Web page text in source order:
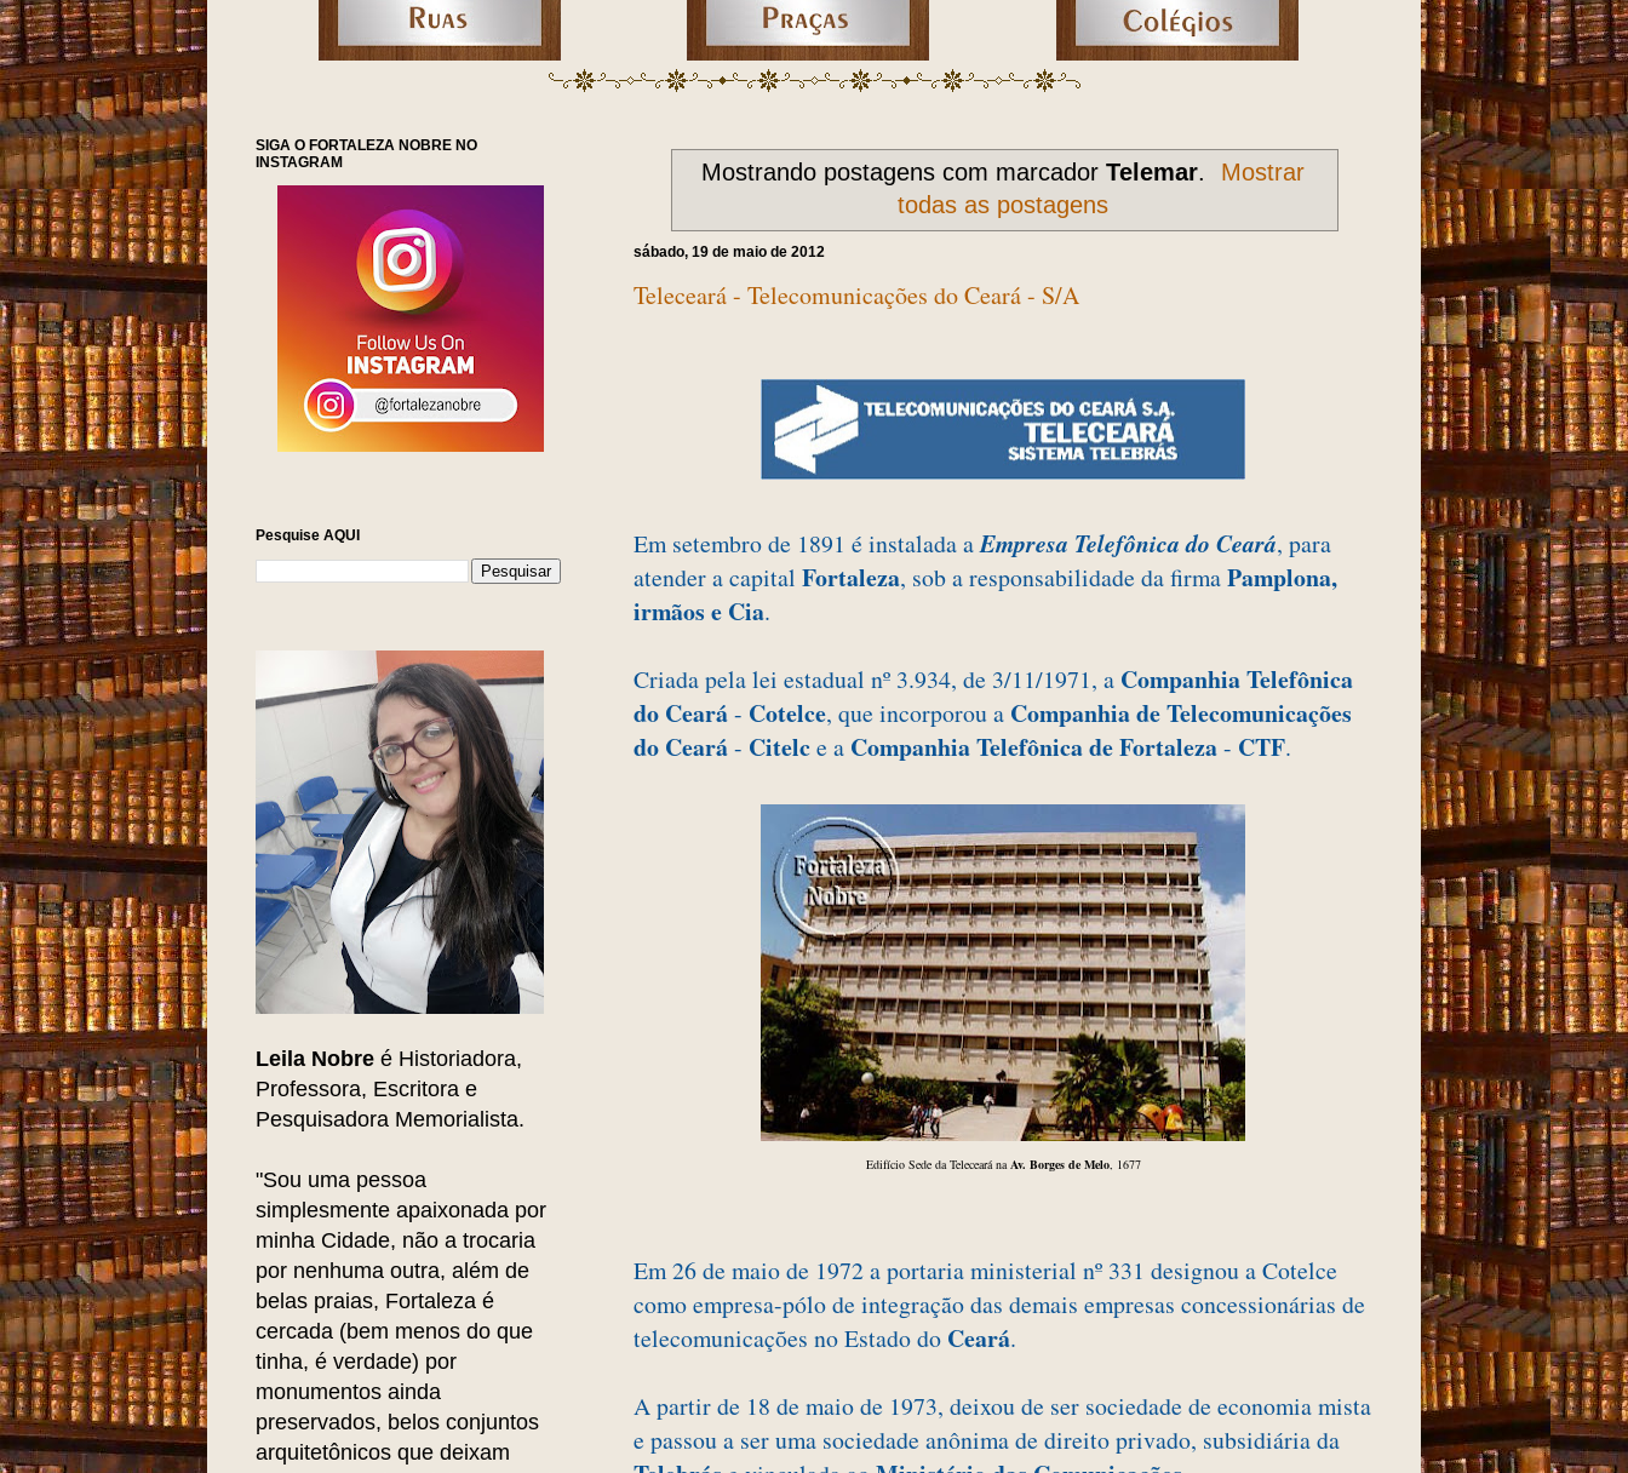
Mostrando postagens com marcador Telemar.
Mostrar
todas as postagens
sábado, 19 de maio de 2012
Teleceará - Telecomunicações do Ceará - S/A
Em setembro de 1891 é instalada aEmpresa Telefônica do Ceará, para
atender a capital Fortaleza, sob a responsabilidade da firmaPamplona,
irmãos e Cia.
Criada pela lei estadual nº 3.934, de 3/11/1971, a Companhia Telefônica
do Ceará- Cotelce, que incorporou a Companhia de Telecomunicações
do Ceará- Citelce a Companhia Telefônica de Fortaleza- CTF.
Edifício Sede da Teleceará naAv. Borges de Melo, 1677
Em 26 de maio de 1972 a portaria ministerial nº 331 designou a Cotelce
como empresa-pólo de integração das demais empresas concessionárias de
telecomunicações no Estado do Ceará.
A partir de 18 de maio de 1973, deixou de ser sociedade de economia mista
e passou a ser uma sociedade anônima de direito privado, subsidiária da
SIGA O FORTALEZA NOBRE NO
INSTAGRAM
Pesquise AQUI
Leila Nobre é Historiadora,
Professora, Escritora e
Pesquisadora Memorialista.
"Sou uma pessoa
simplesmente apaixonada por
minha Cidade, não a trocaria
por nenhuma outra, além de
belas praias, Fortaleza é
cercada (bem menos do que
tinha, é verdade) por
monumentos ainda
preservados, belos conjuntos
arquitetônicos que deixam